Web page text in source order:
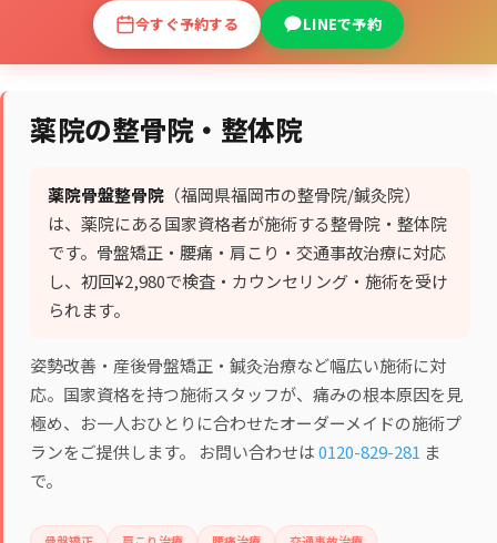
今すぐ予約する LINEで予約
薬院の整骨院・整体院
薬院骨盤整骨院 （福岡県福岡市の整骨院/鍼灸院）
は、薬院にある国家資格者が施術する整骨院・整体院
です。骨盤矯正・腰痛・肩こり・交通事故治療に対応
し、初回¥2,980で検査・カウンセリング・施術を受け
られます。
姿勢改善・産後骨盤矯正・鍼灸治療など幅広い施術に対
応。国家資格を持つ施術スタッフが、痛みの根本原因を見
極め、お一人おひとりに合わせたオーダーメイドの施術プ
ランをご提供します。 お問い合わせは0120-829-281 ま
で。